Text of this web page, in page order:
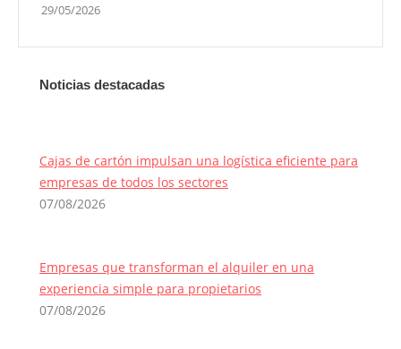
29/05/2026
Noticias destacadas
Cajas de cartón impulsan una logística eficiente para
empresas de todos los sectores
07/08/2026
Empresas que transforman el alquiler en una
experiencia simple para propietarios
07/08/2026